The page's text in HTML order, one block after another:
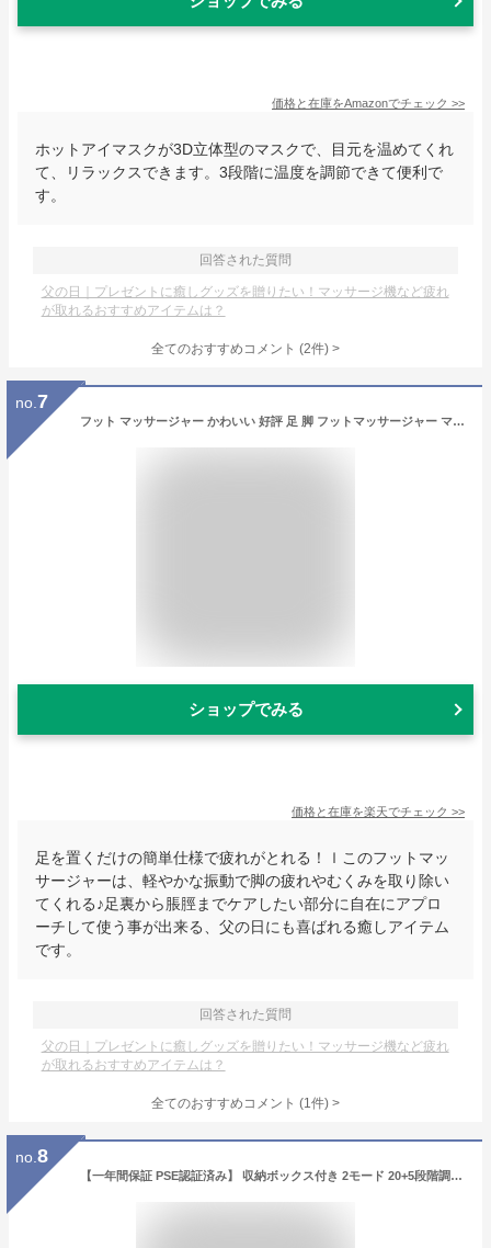
価格と在庫をAmazonでチェック >>
ホットアイマスクが3D立体型のマスクで、目元を温めてくれ
て、リラックスできます。3段階に温度を調節できて便利で
す。
回答された質問
父の日｜プレゼントに癒しグッズを贈りたい！マッサージ機など疲れ
が取れるおすすめアイテムは？
全てのおすすめコメント (2件) >
no. 7
フット マッサージャー かわいい 好評 足 脚 フットマッサージャー マッサージ もみほぐし クッション ピロー ぶるぶる ふくらはぎ 癒し 振動 足ぶるぶるる かわいい 動物 キャラクター 雑貨
ショップでみる
価格と在庫を楽天でチェック >>
足を置くだけの簡単仕様で疲れがとれる！ｌこのフットマッ
サージャーは、軽やかな振動で脚の疲れやむくみを取り除い
てくれる♪足裏から脹脛までケアしたい部分に自在にアプロ
ーチして使う事が出来る、父の日にも喜ばれる癒しアイテム
です。
回答された質問
父の日｜プレゼントに癒しグッズを贈りたい！マッサージ機など疲れ
が取れるおすすめアイテムは？
全てのおすすめコメント (1件) >
no. 8
【一年間保証 PSE認証済み】 収納ボックス付き 2モード 20+5段階調節 ガン 軽量 マッサージガン 筋膜リリースガン 電動マッサージャー器 ハンディマッサージャー ボディケア 全身 筋膜ケア 可動式アーム リラクゼーション器 健康グッズ 便利 マッサージ ガン